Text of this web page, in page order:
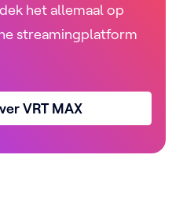
het allemaal op
streamingplatform
VRT MAX